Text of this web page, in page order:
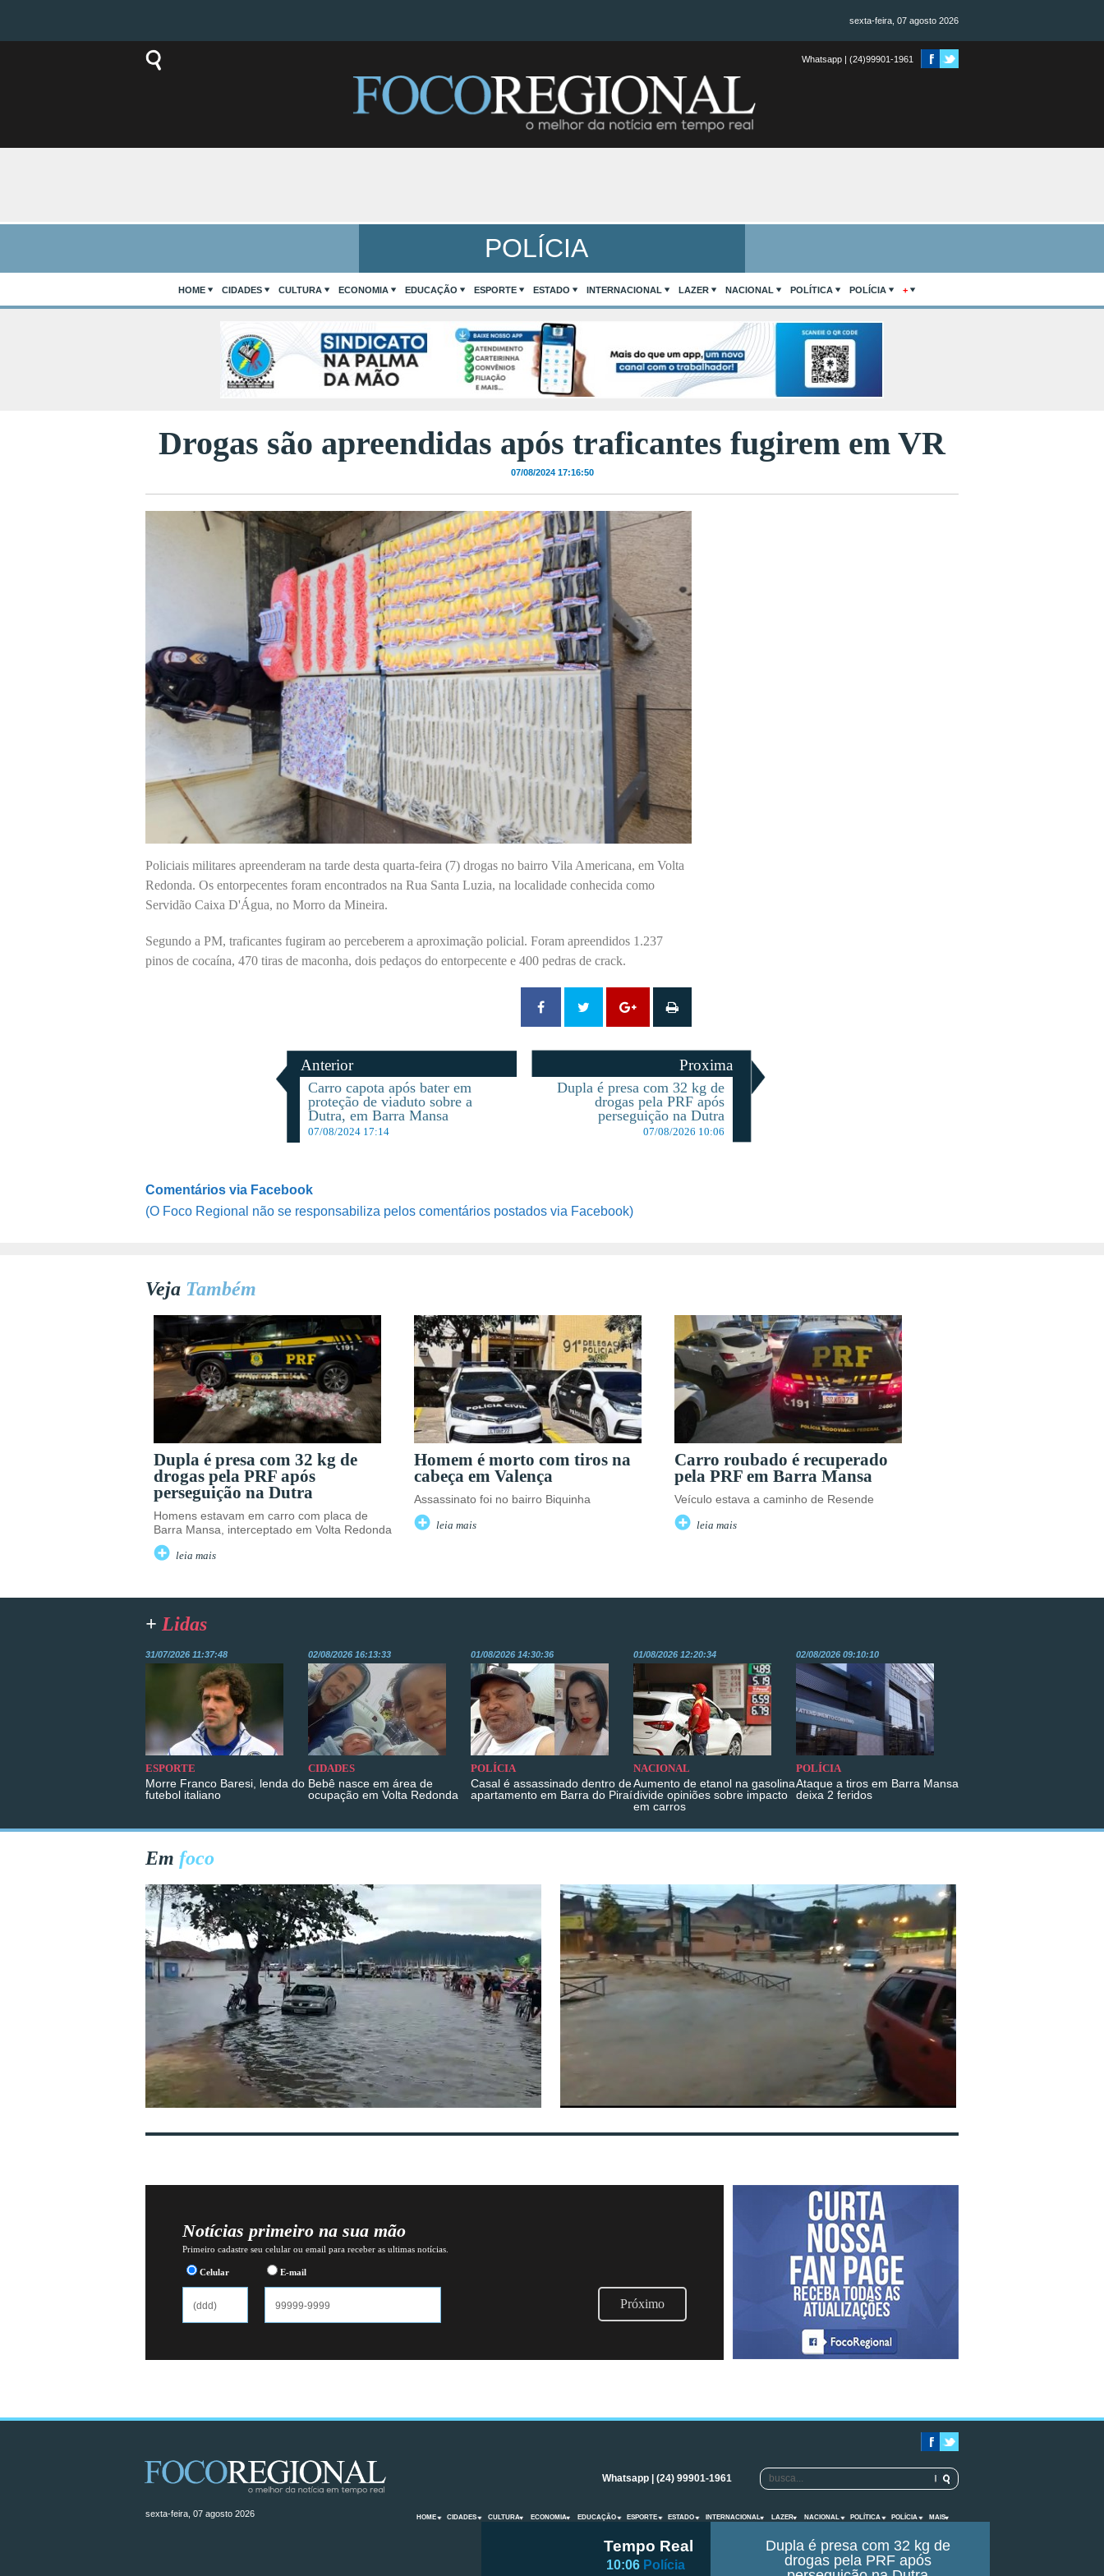
sexta-feira, 07 agosto 2026
Whatsapp | (24)99901-1961
POLÍCIA
HOME CIDADES CULTURA ECONOMIA EDUCAÇÃO ESPORTE ESTADO INTERNACIONAL LAZER NACIONAL POLÍTICA POLÍCIA +
Drogas são apreendidas após traficantes fugirem em VR
07/08/2024 17:16:50
Policiais militares apreenderam na tarde desta quarta-feira (7) drogas no bairro Vila Americana, em Volta
Redonda. Os entorpecentes foram encontrados na Rua Santa Luzia, na localidade conhecida como
Servidão Caixa D'Água, no Morro da Mineira.
Segundo a PM, traficantes fugiram ao perceberem a aproximação policial. Foram apreendidos 1.237
pinos de cocaína, 470 tiras de maconha, dois pedaços do entorpecente e 400 pedras de crack.
Anterior
Carro capota após bater em
proteção de viaduto sobre a
Dutra, em Barra Mansa
07/08/2024 17:14
Proxima
Dupla é presa com 32 kg de
drogas pela PRF após
perseguição na Dutra
07/08/2026 10:06
Comentários via Facebook
(O Foco Regional não se responsabiliza pelos comentários postados via Facebook)
Veja Também
Dupla é presa com 32 kg de
drogas pela PRF após
perseguição na Dutra
Homens estavam em carro com placa de
Barra Mansa, interceptado em Volta Redonda
leia mais
Homem é morto com tiros na
cabeça em Valença
Assassinato foi no bairro Biquinha
leia mais
Carro roubado é recuperado
pela PRF em Barra Mansa
Veículo estava a caminho de Resende
leia mais
+ Lidas
31/07/2026 11:37:48
ESPORTE
Morre Franco Baresi, lenda do
futebol italiano
02/08/2026 16:13:33
CIDADES
Bebê nasce em área de
ocupação em Volta Redonda
01/08/2026 14:30:36
POLÍCIA
Casal é assassinado dentro de
apartamento em Barra do Piraí
01/08/2026 12:20:34
NACIONAL
Aumento de etanol na gasolina
divide opiniões sobre impacto
em carros
02/08/2026 09:10:10
POLÍCIA
Ataque a tiros em Barra Mansa
deixa 2 feridos
Em foco
Notícias primeiro na sua mão
Primeiro cadastre seu celular ou email para receber as ultimas notícias.
Celular E-mail
Próximo
Tempo Real
10:06 Polícia
Dupla é presa com 32 kg de
drogas pela PRF após
sexta-feira, 07 agosto 2026
Whatsapp | (24) 99901-1961
HOME CIDADES CULTURA ECONOMIA EDUCAÇÃO ESPORTE ESTADO INTERNACIONAL LAZER NACIONAL POLÍTICA POLÍCIA MAIS